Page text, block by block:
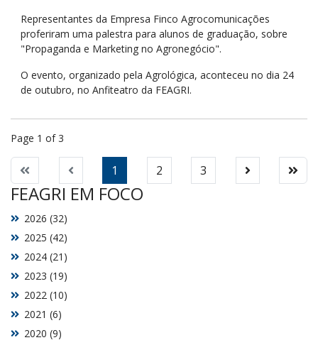
Representantes da Empresa Finco Agrocomunicações
proferiram uma palestra para alunos de graduação, sobre
"Propaganda e Marketing no Agronegócio".
O evento, organizado pela Agrológica, aconteceu no dia 24
de outubro, no Anfiteatro da FEAGRI.
Page 1 of 3
1 2 3
FEAGRI EM FOCO
2020 (9)
2021 (6)
2022 (10)
2023 (19)
2024 (21)
2025 (42)
2026 (32)